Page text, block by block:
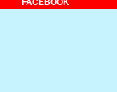
FACEBOOK